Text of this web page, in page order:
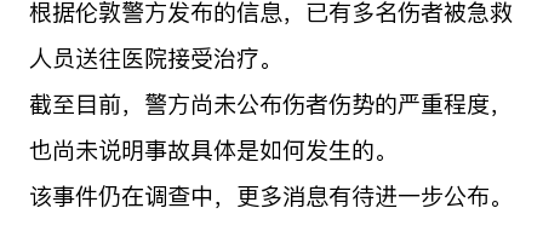
根据伦敦警方发布的信息，已有多名伤者被急救
人员送往医院接受治疗。
截至目前，警方尚未公布伤者伤势的严重程度，
也尚未说明事故具体是如何发生的。
该事件仍在调查中，更多消息有待进一步公布。